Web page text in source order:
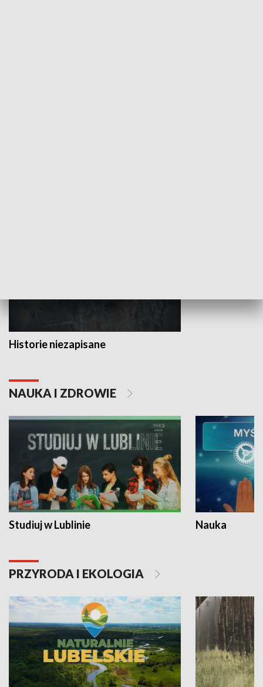
Historie niezapisane
NAUKA I ZDROWIE
Studiuj w Lublinie Nauka
PRZYRODA I EKOLOGIA